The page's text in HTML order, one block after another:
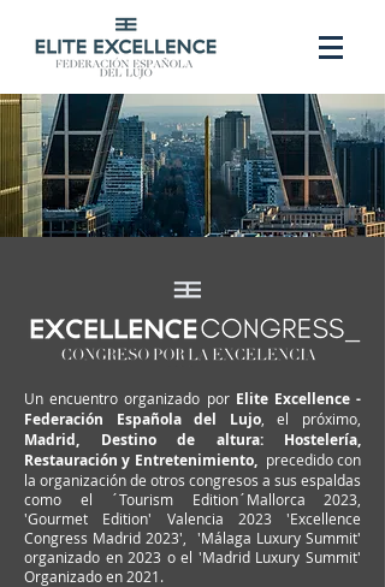
Un encuentro organizado por Elite Excellence -
Federación Española del Lujo, el próximo,
Madrid, Destino de altura: Hostelería,
Restauración y Entretenimiento, precedido con
la organización de otros congresos a sus espaldas
como el ´Tourism Edition´Mallorca 2023,
'Gourmet Edition' Valencia 2023 'Excellence
Congress Madrid 2023', 'Málaga Luxury Summit'
organizado en 2023 o el 'Madrid Luxury Summit'
Organizado en 2021.